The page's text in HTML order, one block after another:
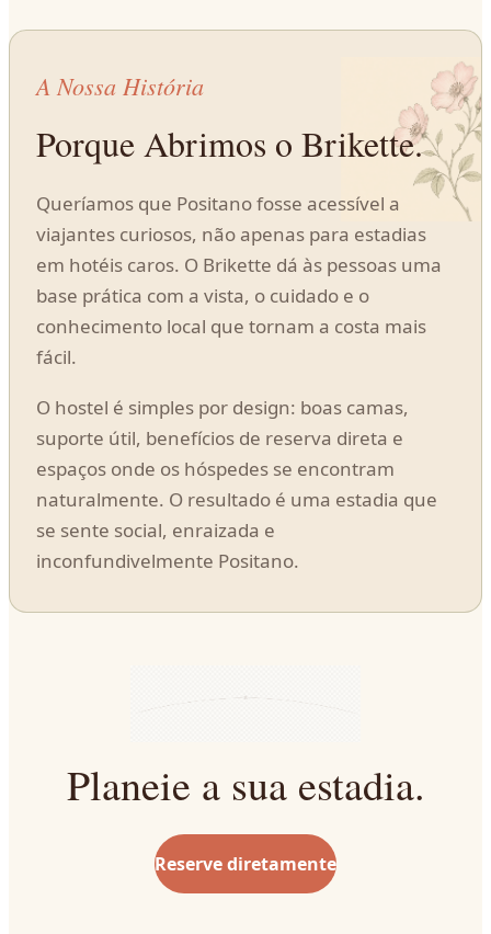
A Nossa História
Porque Abrimos o Brikette.
Queríamos que Positano fosse acessível a
viajantes curiosos, não apenas para estadias
em hotéis caros. O Brikette dá às pessoas uma
base prática com a vista, o cuidado e o
conhecimento local que tornam a costa mais
fácil.
O hostel é simples por design: boas camas,
suporte útil, benefícios de reserva direta e
espaços onde os hóspedes se encontram
naturalmente. O resultado é uma estadia que
se sente social, enraizada e
inconfundivelmente Positano.
Planeie a sua estadia.
Reserve diretamente